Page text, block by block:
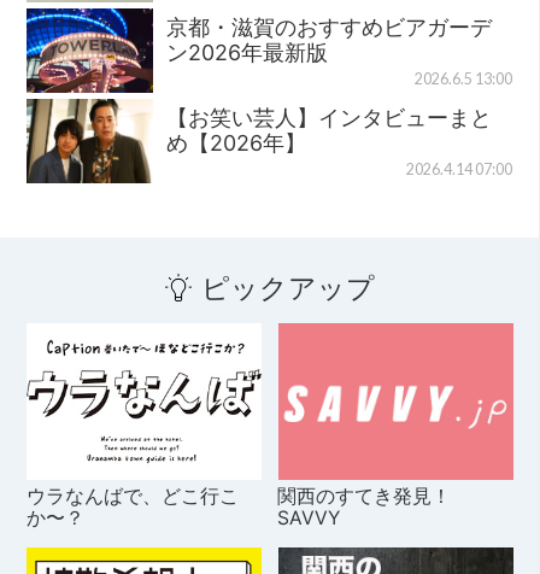
京都・滋賀のおすすめビアガーデ
ン2026年最新版
2026.6.5 13:00
【お笑い芸人】インタビューまと
め【2026年】
2026.4.14 07:00
ピックアップ
ウラなんばで、どこ行こ
か〜？
関西のすてき発見！
SAVVY